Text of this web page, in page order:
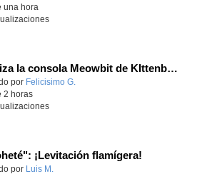
una hora
Utiliza la consola Meowbit de KIttenbot para jugar con tus programas MakeCode Arcade
educativo.
por Felicisimo G.
2 horas
¡Levitación flamígera!
educativo.
por Luis M.